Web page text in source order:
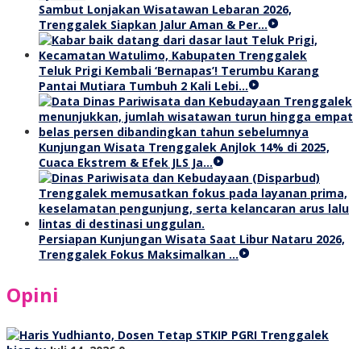
Sambut Lonjakan Wisatawan Lebaran 2026,
Trenggalek Siapkan Jalur Aman & Per…
Teluk Prigi Kembali ‘Bernapas’! Terumbu Karang
Pantai Mutiara Tumbuh 2 Kali Lebi…
Kunjungan Wisata Trenggalek Anjlok 14% di 2025,
Cuaca Ekstrem & Efek JLS Ja…
Persiapan Kunjungan Wisata Saat Libur Nataru 2026,
Trenggalek Fokus Maksimalkan …
Opini